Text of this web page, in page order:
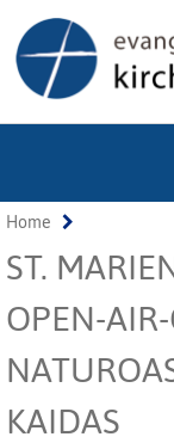
Home
ST.
OPEN-
KAIDAS